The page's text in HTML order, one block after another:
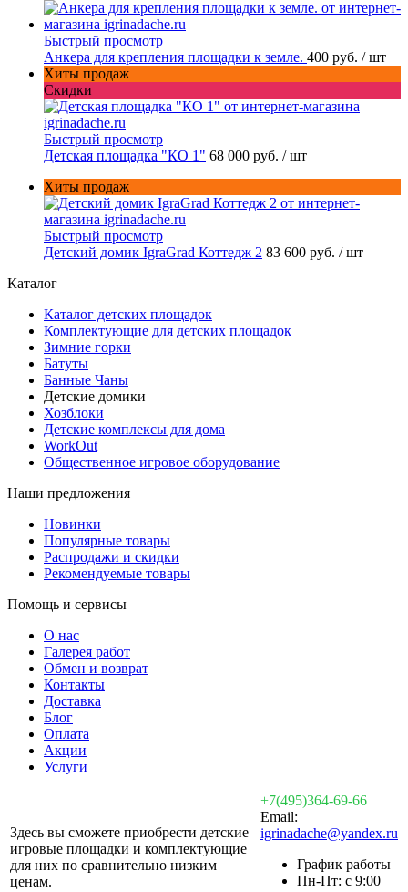
Быстрый просмотр
Анкера для крепления площадки к земле. 400 руб. / шт
Хиты продаж
Скидки
Быстрый просмотр
Детская площадка "КО 1" 68 000 руб. / шт
Хиты продаж
Быстрый просмотр
Детский домик IgraGrad Коттедж 2 83 600 руб. / шт
Каталог
Каталог детских площадок
Комплектующие для детских площадок
Зимние горки
Батуты
Банные Чаны
Детские домики
Хозблоки
Детские комплексы для дома
WorkOut
Общественное игровое оборудование
Наши предложения
Новинки
Популярные товары
Распродажи и скидки
Рекомендуемые товары
Помощь и сервисы
О нас
Галерея работ
Обмен и возврат
Контакты
Доставка
Блог
Оплата
Акции
Услуги
Здесь вы сможете приобрести детские
игровые площадки и комплектующие
для них по сравнительно низким
ценам.
+7(495)364-69-66
Email:
igrinadache@yandex.ru
График работы
Пн-Пт: с 9:00